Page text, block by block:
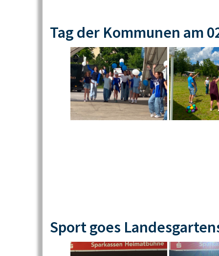
Tag der Kommunen am
Sport goes